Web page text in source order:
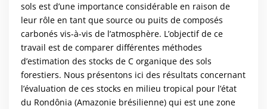
sols est d’une importance considérable en raison de
leur rôle en tant que source ou puits de composés
carbonés vis-à-vis de l’atmosphère. L’objectif de ce
travail est de comparer différentes méthodes
d’estimation des stocks de C organique des sols
forestiers. Nous présentons ici des résultats concernant
l’évaluation de ces stocks en milieu tropical pour l’état
du Rondônia (Amazonie brésilienne) qui est une zone